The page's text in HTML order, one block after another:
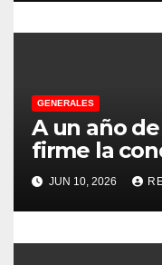
a
d
a
s
GENERALES
A un año
firme la
no pudo
a CFK
JUN 10, 2026